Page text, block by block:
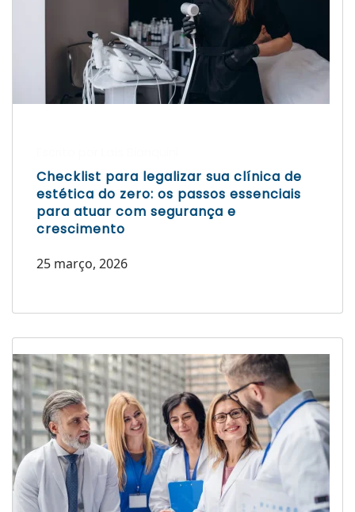
Checklist para legalizar sua clínica de
estética do zero: os passos essenciais
para atuar com segurança e
crescimento
25 março, 2026